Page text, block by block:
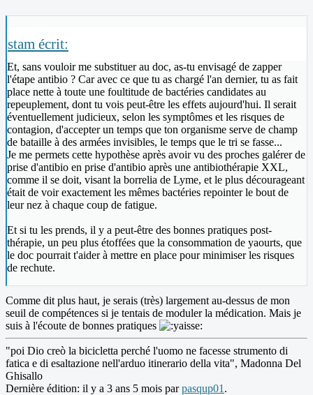
stam écrit:
Et, sans vouloir me substituer au doc, as-tu envisagé de zapper
l'étape antibio ? Car avec ce que tu as chargé l'an dernier, tu as fait
place nette à toute une foultitude de bactéries candidates au
repeuplement, dont tu vois peut-être les effets aujourd'hui. Il serait
éventuellement judicieux, selon les symptômes et les risques de
contagion, d'accepter un temps que ton organisme serve de champ
de bataille à des armées invisibles, le temps que le tri se fasse...
Je me permets cette hypothèse après avoir vu des proches galérer de
prise d'antibio en prise d'antibio après une antibiothérapie XXL,
comme il se doit, visant la borrelia de Lyme, et le plus décourageant
était de voir exactement les mêmes bactéries repointer le bout de
leur nez à chaque coup de fatigue.
Et si tu les prends, il y a peut-être des bonnes pratiques post-
thérapie, un peu plus étoffées que la consommation de yaourts, que
le doc pourrait t'aider à mettre en place pour minimiser les risques
de rechute.
Comme dit plus haut, je serais (très) largement au-dessus de mon
seuil de compétences si je tentais de moduler la médication. Mais je
suis à l'écoute de bonnes pratiques
"poi Dio creò la bicicletta perché l'uomo ne facesse strumento di
fatica e di esaltazione nell'arduo itinerario della vita", Madonna Del
Ghisallo
Dernière édition: il y a 3 ans 5 mois parpasqup01 .